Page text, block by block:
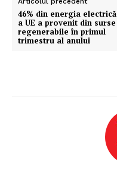
46% din energia electrică
a UE a provenit din surse
regenerabile în primul
trimestru al anului